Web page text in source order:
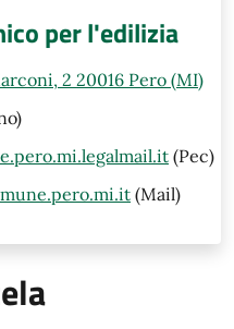
per l'edilizia
2 20016 Pero (MI)
(Pec)
(Mail)